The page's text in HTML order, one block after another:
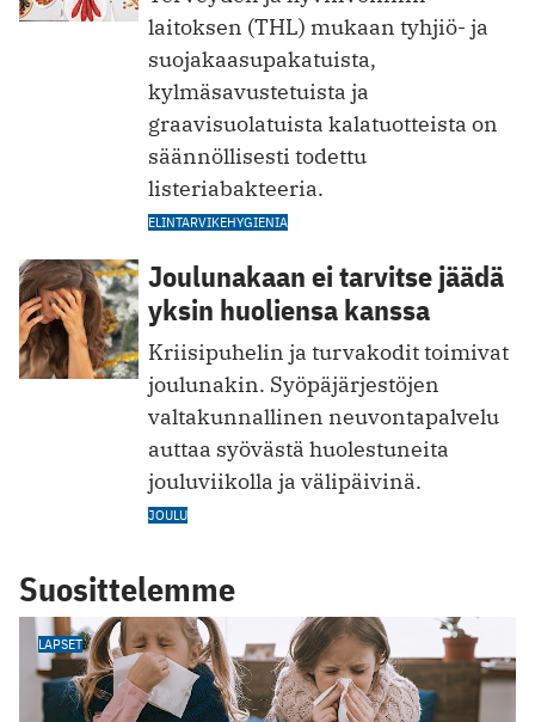
laitoksen (THL) mukaan tyhjiö- ja
suojakaasupakatuista,
kylmäsavustetuista ja
graavisuolatuista kalatuotteista on
säännöllisesti todettu
listeriabakteeria.
ELINTARVIKEHYGIENIA
Joulunakaan ei tarvitse jäädä
yksin huoliensa kanssa
Kriisipuhelin ja turvakodit toimivat
joulunakin. Syöpäjärjestöjen
valtakunnallinen neuvontapalvelu
auttaa syövästä huolestuneita
jouluviikolla ja välipäivinä.
JOULU
Suosittelemme
LAPSET